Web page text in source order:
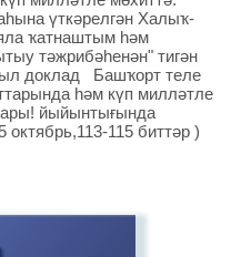
үткәрелгән Халыҡ-
ҡатнаштым һәм
тәжрибәһенән" тигән
доклад Башҡорт теле
һәм күп милләтле
йыйынтығында
115 биттәр )